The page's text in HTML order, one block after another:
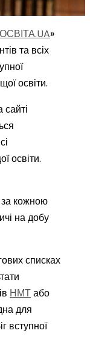
»
та всіх
освіти.
освіти.
за кожною
на добу
списках
НМТабо
для
вступної